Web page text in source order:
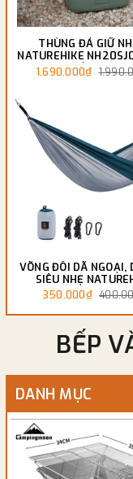
THÙNG ĐÁ GIỮ
NATUREHIKE
BÁNH XE
1.690.000₫
VÕNG ĐÔI DÃ NGOẠI,
SIÊU NHẸ
NH17D012-B
350.000₫
BẾP
DANH MỤC